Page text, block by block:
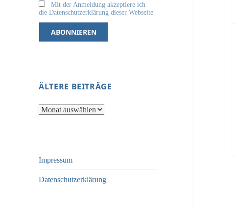
Mit der Anmeldung akzeptiere ich
die Datenschutzerklärung dieser Webseite
ÄLTERE BEITRÄGE
Ältere
Impressum
Datenschutzerklärung